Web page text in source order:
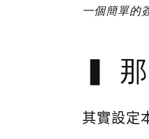
一個簡單的
其實設定